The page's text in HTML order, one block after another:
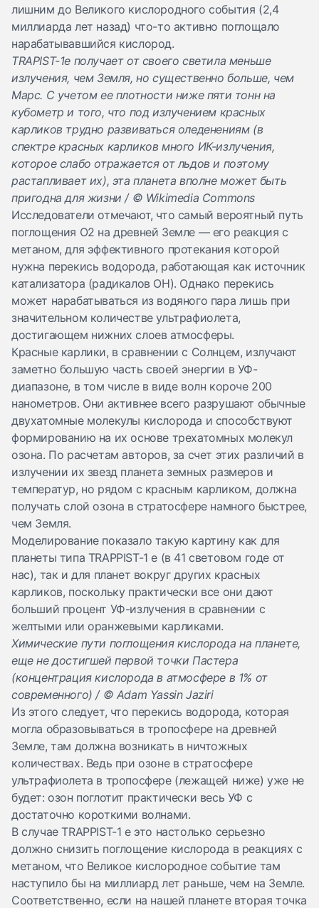
лишним до Великого кислородного события (2,4
миллиарда лет назад) что-то активно поглощало
нарабатывавшийся кислород.
TRAPIST-1e получает от своего светила меньше
излучения, чем Земля, но существенно больше, чем
Марс. С учетом ее плотности ниже пяти тонн на
кубометр и того, что под излучением красных
карликов трудно развиваться оледенениям (в
спектре красных карликов много ИК-излучения,
которое слабо отражается от льдов и поэтому
растапливает их), эта планета вполне может быть
пригодна для жизни / © Wikimedia Commons
Исследователи отмечают, что самый вероятный путь
поглощения О2 на древней Земле — его реакция с
метаном, для эффективного протекания которой
нужна перекись водорода, работающая как источник
катализатора (радикалов OH). Однако перекись
может нарабатываться из водяного пара лишь при
значительном количестве ультрафиолета,
достигающем нижних слоев атмосферы.
Красные карлики, в сравнении с Солнцем, излучают
заметно большую часть своей энергии в УФ-
диапазоне, в том числе в виде волн короче 200
нанометров. Они активнее всего разрушают обычные
двухатомные молекулы кислорода и способствуют
формированию на их основе трехатомных молекул
озона. По расчетам авторов, за счет этих различий в
излучении их звезд планета земных размеров и
температур, но рядом с красным карликом, должна
получать слой озона в стратосфере намного быстрее,
чем Земля.
Моделирование показало такую картину как для
планеты типа TRAPPIST-1 e (в 41 световом годе от
нас), так и для планет вокруг других красных
карликов, поскольку практически все они дают
больший процент УФ-излучения в сравнении с
желтыми или оранжевыми карликами.
Химические пути поглощения кислорода на планете,
еще не достигшей первой точки Пастера
(концентрация кислорода в атмосфере в 1% от
современного) / © Adam Yassin Jaziri
Из этого следует, что перекись водорода, которая
могла образовываться в тропосфере на древней
Земле, там должна возникать в ничтожных
количествах. Ведь при озоне в стратосфере
ультрафиолета в тропосфере (лежащей ниже) уже не
будет: озон поглотит практически весь УФ с
достаточно короткими волнами.
В случае TRAPPIST-1 e это настолько серьезно
должно снизить поглощение кислорода в реакциях с
метаном, что Великое кислородное событие там
наступило бы на миллиард лет раньше, чем на Земле.
Соответственно, если на нашей планете вторая точка